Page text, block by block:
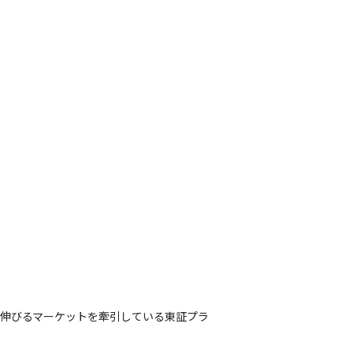
びるマーケットを牽引している東証プラ